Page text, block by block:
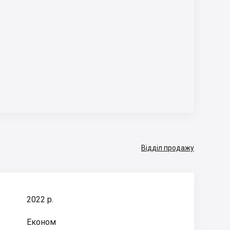
Відділ продажу
2022 р.
Економ